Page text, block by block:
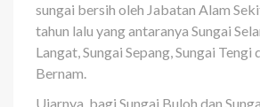
sungai bersih oleh Jabatan Alam
tahun lalu yang antaranya Sungai
Langat, Sungai Sepang, Sungai Tengi
Bernam.
Ujarnya, bagi Sungai Buloh dan